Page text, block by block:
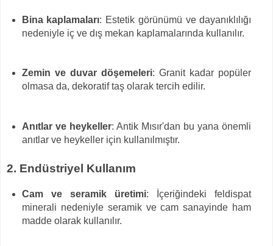
Bina kaplamaları: Estetik görünümü ve dayanıklılığı
nedeniyle iç ve dış mekan kaplamalarında kullanılır.
Zemin ve duvar döşemeleri: Granit kadar popüler
olmasa da, dekoratif taş olarak tercih edilir.
Anıtlar ve heykeller: Antik Mısır'dan bu yana önemli
anıtlar ve heykeller için kullanılmıştır.
2. Endüstriyel Kullanım
Cam ve seramik üretimi: İçeriğindeki feldispat
minerali nedeniyle seramik ve cam sanayinde ham
madde olarak kullanılır.